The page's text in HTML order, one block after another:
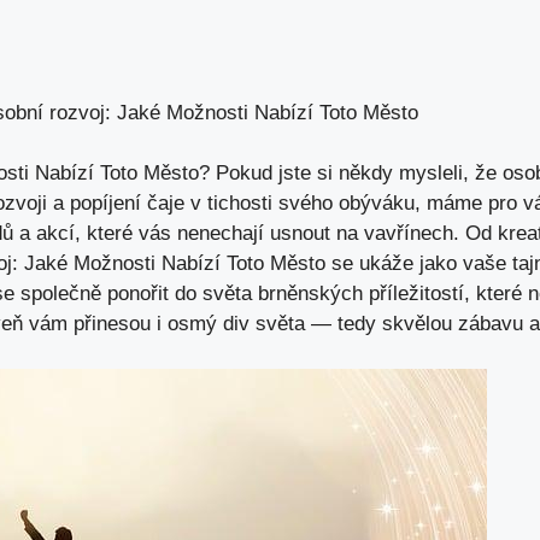
rozvoj: Jaké Možnosti Nabízí Toto Město
Nabízí Toto Město? Pokud jste si někdy mysleli, že
a popíjení čaje v tichosti svého obýváku, máme pro
a akcí, které vás nenechají usnout na vavřínech. Od
Jaké Možnosti Nabízí Toto Město se ukáže jako vaše
společně ponořit do světa brněnských příležitostí, které
vám přinesou i osmý div světa — tedy skvělou zábavu